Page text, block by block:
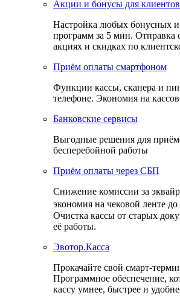
Акции и бонусы для клиентов
Настройка любых бонусных
программ за 5 мин. Отправка
акциях и скидках по
Приём оплаты смартфоном
Функции кассы, сканера и
телефоне. Экономия на
Банковские сервисы
Выгодные решения для
бесперебойной работы
Приём оплаты через СБП
Снижение комиссии за
экономия на чековой ленте
Очистка кассы от старых
её работы.
Эвотор.Касса
Прокачайте свой смарт-
Программное обеспечение,
кассу умнее, быстрее и